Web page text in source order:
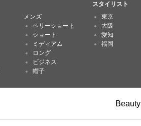
スタイリスト
メンズ
ベリーショート
ショート
ミディアム
ロング
ビジネス
帽子
東京
大阪
愛知
福岡
Beauty